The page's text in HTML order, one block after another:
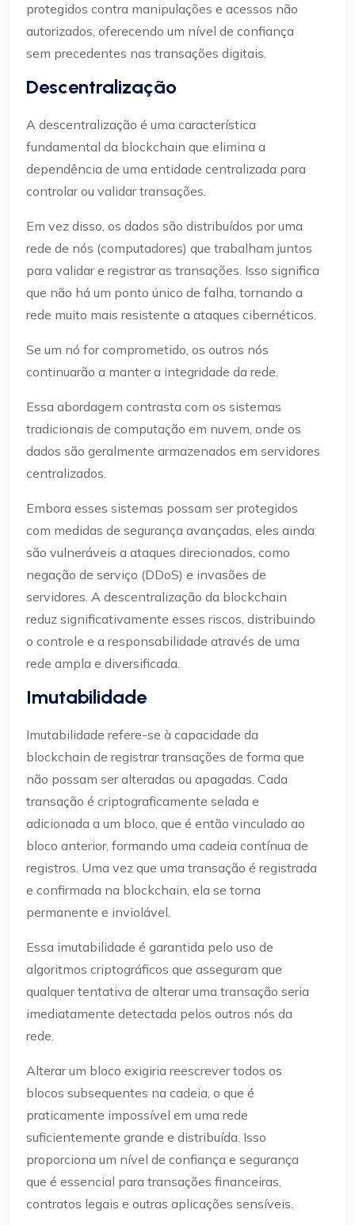
protegidos contra manipulações e acessos não
autorizados, oferecendo um nível de confiança
sem precedentes nas transações digitais.
Descentralização
A descentralização é uma característica
fundamental da blockchain que elimina a
dependência de uma entidade centralizada para
controlar ou validar transações.
Em vez disso, os dados são distribuídos por uma
rede de nós (computadores) que trabalham juntos
para validar e registrar as transações. Isso significa
que não há um ponto único de falha, tornando a
rede muito mais resistente a ataques cibernéticos.
Se um nó for comprometido, os outros nós
continuarão a manter a integridade da rede.
Essa abordagem contrasta com os sistemas
tradicionais de computação em nuvem, onde os
dados são geralmente armazenados em servidores
centralizados.
Embora esses sistemas possam ser protegidos
com medidas de segurança avançadas, eles ainda
são vulneráveis a ataques direcionados, como
negação de serviço (DDoS) e invasões de
servidores. A descentralização da blockchain
reduz significativamente esses riscos, distribuindo
o controle e a responsabilidade através de uma
rede ampla e diversificada.
Imutabilidade
Imutabilidade refere-se à capacidade da
blockchain de registrar transações de forma que
não possam ser alteradas ou apagadas. Cada
transação é criptograficamente selada e
adicionada a um bloco, que é então vinculado ao
bloco anterior, formando uma cadeia contínua de
registros. Uma vez que uma transação é registrada
e confirmada na blockchain, ela se torna
permanente e inviolável.
Essa imutabilidade é garantida pelo uso de
algoritmos criptográficos que asseguram que
qualquer tentativa de alterar uma transação seria
imediatamente detectada pelos outros nós da
rede.
Alterar um bloco exigiria reescrever todos os
blocos subsequentes na cadeia, o que é
praticamente impossível em uma rede
suficientemente grande e distribuída. Isso
proporciona um nível de confiança e segurança
que é essencial para transações financeiras,
contratos legais e outras aplicações sensíveis.